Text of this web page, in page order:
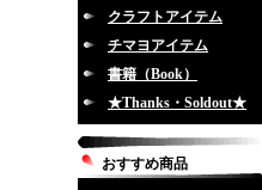
クラフトアイテム
チマヨアイテム
書籍（Book）
★Thanks・Soldout★
おすすめ商品